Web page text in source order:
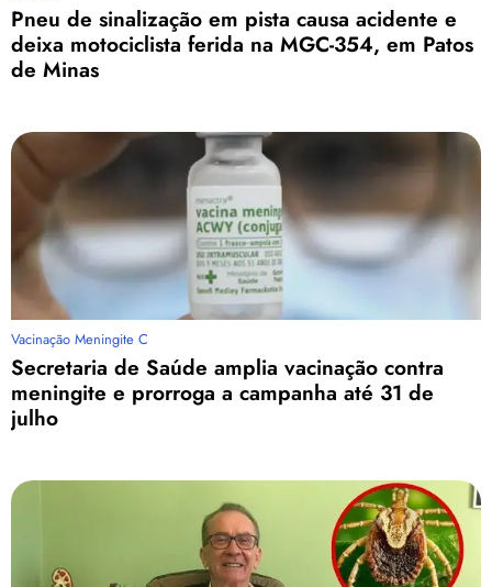
Pneu de sinalização em pista causa acidente e
deixa motociclista ferida na MGC-354, em Patos
de Minas
Vacinação Meningite C
Secretaria de Saúde amplia vacinação contra
meningite e prorroga a campanha até 31 de
julho